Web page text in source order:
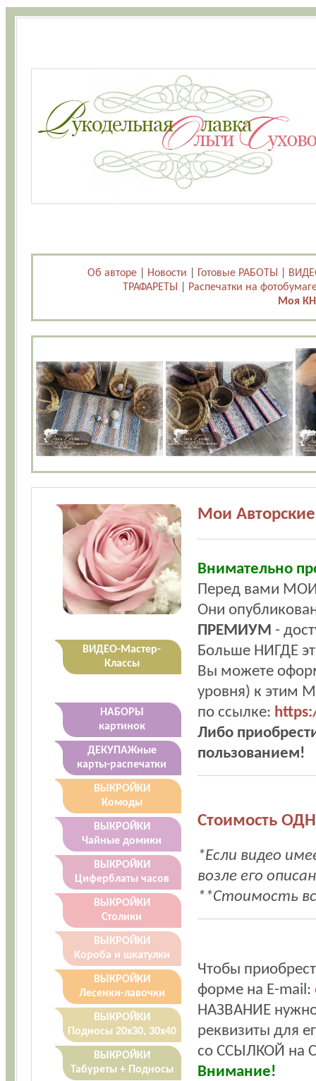
Об авторе Новости Готовые РАБОТЫ
ТРАФАРЕТЫ
Распечатки на
Моя
ВИДЕО-Мастер-
Классы
НАБОРЫ
картинок
ДЕКУПАЖные
карты-распечатки
ВЫКРОЙКИ
Комоды
ВЫКРОЙКИ
Чайные домики
ВЫКРОЙКИ
Циферблаты часов
ВЫКРОЙКИ
Столики
ВЫКРОЙКИ
Короба и шкатулки
ВЫКРОЙКИ
Лесенки-лавочки
ВЫКРОЙКИ
Подносы 20х30, 30х40
ВЫКРОЙКИ
Табуреты + Подносы
Мои
Внимательно
Перед вами
Они
ПРЕМИУМ -
Больше НИГДЕ
Вы можете
уровня) к этим
по ссылке:
Либо
пользованием!
Стоимость
*Если видео
возле его
**Стоимость
Чтобы
форме на E-mail:
НАЗВАНИЕ
реквизиты для
со ССЫЛКОЙ на
Внимание!